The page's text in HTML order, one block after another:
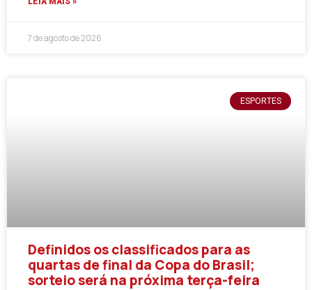
7 de agosto de 2026
ESPORTES
Definidos os classificados para as
quartas de final da Copa do Brasil;
sorteio será na próxima terça-feira